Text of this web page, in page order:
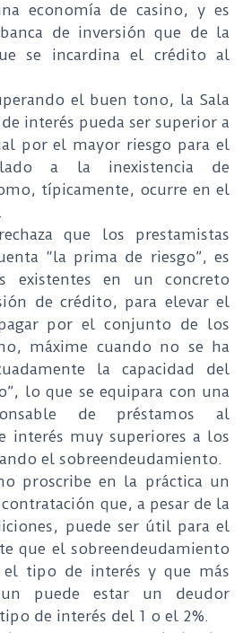
economía de casino, y es
de inversión que de la
se incardina el crédito al
el buen tono, la Sala
interés pueda ser superior a
por el mayor riesgo para el
a la inexistencia de
típicamente, ocurre en el
que los prestamistas
“la prima de riesgo”, es
existentes en un concreto
de crédito, para elevar el
por el conjunto de los
máxime cuando no se ha
la capacidad del
lo que se equipara con una
de préstamos al
interés muy superiores a los
el sobreendeudamiento.
proscribe en la práctica un
que, a pesar de la
puede ser útil para el
que el sobreendeudamiento
tipo de interés y que más
puede estar un deudor
de interés del 1 o el 2%.